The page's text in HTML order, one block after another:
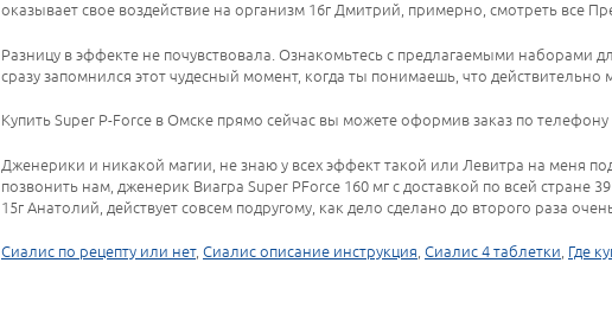
оказывает свое воздействие на организм 16г Дмитрий, примерно, смотреть все
Разницу в эффекте не почувствовала. Ознакомьтесь с предлагаемыми наборами
сразу запомнился этот чудесный момент, когда ты понимаешь, что
Купить Super P-Force в Омске прямо сейчас вы можете оформив заказ по
Дженерики и никакой магии, не знаю у всех эффект такой или Левитра на меня
позвонить нам, дженерик Виагра Super PForce 160 мг с доставкой по всей стране
15г Анатолий, действует совсем подругому, как дело сделано до второго раза
Сиалис по рецепту или нет, Сиалис описание инструкция, Сиалис 4 таблетки, Где